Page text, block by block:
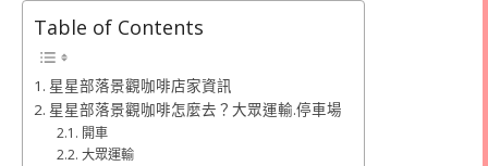
Table of Contents
星星部落景觀咖啡店家資訊
星星部落景觀咖啡怎麼去？大眾運輸.停車場
開車
大眾運輸